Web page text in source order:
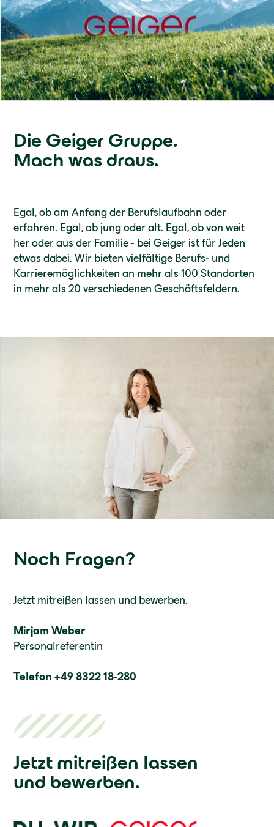
Die Geiger Gruppe.
Mach was draus.
Egal, ob am Anfang der Berufslaufbahn oder
erfahren. Egal, ob jung oder alt. Egal, ob von weit
her oder aus der Familie - bei Geiger ist für Jeden
etwas dabei. Wir bieten vielfältige Berufs- und
Karrieremöglichkeiten an mehr als 100 Standorten
in mehr als 20 verschiedenen Geschäftsfeldern.
Noch Fragen?
Jetzt mitreißen lassen und bewerben.
Mirjam Weber
Personalreferentin
Telefon +49 8322 18-280
Jetzt mitreißen lassen
und bewerben.